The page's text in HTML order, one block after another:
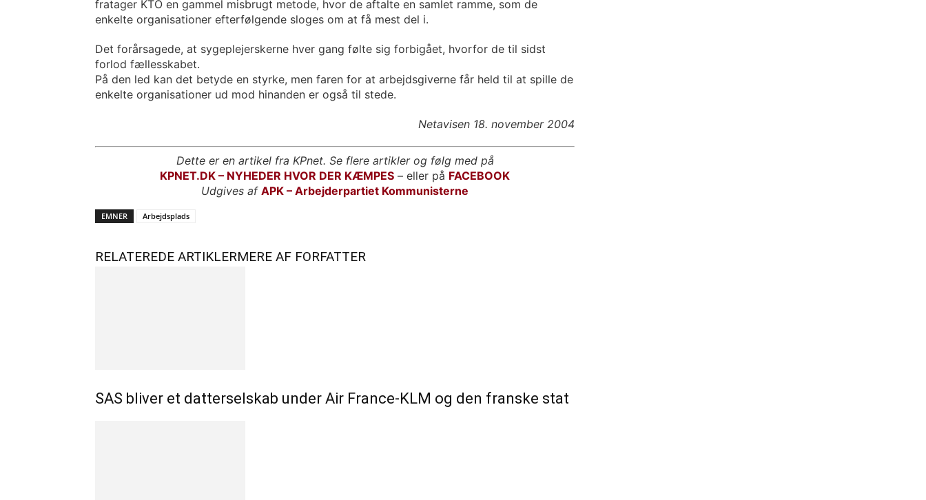
fratager KTO en gammel misbrugt metode, hvor de aftalte en samlet ramme, som de
enkelte organisationer efterfølgende sloges om at få mest del i.
Det forårsagede, at sygeplejerskerne hver gang følte sig forbigået, hvorfor de til sidst
forlod fællesskabet.
På den led kan det betyde en styrke, men faren for at arbejdsgiverne får held til at spille de
enkelte organisationer ud mod hinanden er også til stede.
Netavisen 18. november 2004
Dette er en artikel fra KPnet. Se flere artikler og følg med på
KPNET.DK – NYHEDER HVOR DER KÆMPES – eller på FACEBOOK
Udgives af APK – Arbejderpartiet Kommunisterne
EMNER Arbejdsplads
RELATEREDE ARTIKLERMERE AF FORFATTER
SAS bliver et datterselskab under Air France-KLM og den franske stat